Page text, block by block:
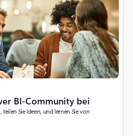
BI-Community bei
teilen Sie Ideen, und lernen Sie von